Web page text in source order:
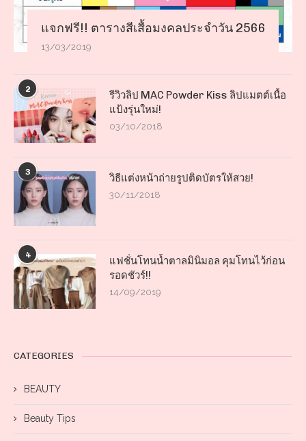
แจกฟรี!! ตารางสีเสื้อมงคลประจำวัน 2566
13/03/2019
2
รีวิวลิป MAC Powder Kiss ลิปแมตต์เนื้อ
แป้งรุ่นใหม่!
03/10/2018
3 วิธีแต่งหน้าถ่ายรูปติดบัตรให้สวย!
30/11/2018
4
แฟชั่นโทนน้ำตาลมินิมอล คุมโทนไว้ก่อน
รอดชัวร์!!
14/09/2019
CATEGORIES
BEAUTY
Beauty Tips